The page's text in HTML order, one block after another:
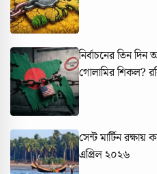
নির্বাচনের তিন
গোলামির শিকল?
সেন্ট মার্টিন
এপ্রিল ২০২৬